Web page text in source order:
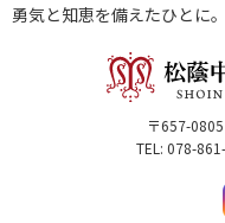
勇気と知恵を備えたひとに。
〒657-
TEL: 078-